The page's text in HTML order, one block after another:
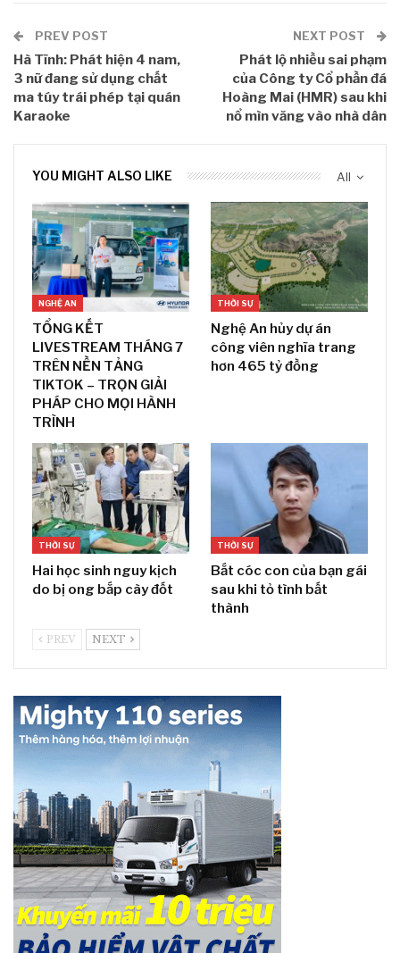
PREV POST
Hà Tĩnh: Phát hiện 4 nam,
3 nữ đang sử dụng chất
ma túy trái phép tại quán
Karaoke
NEXT POST
Phát lộ nhiều sai phạm
của Công ty Cổ phần đá
Hoàng Mai (HMR) sau khi
nổ mìn văng vào nhà dân
All
YOU MIGHT ALSO LIKE
NGHỆ AN
TỔNG KẾT
LIVESTREAM THÁNG 7
TRÊN NỀN TẢNG
TIKTOK – TRỌN GIẢI
PHÁP CHO MỌI HÀNH
TRÌNH
THỜI SỰ
Nghệ An hủy dự án
công viên nghĩa trang
hơn 465 tỷ đồng
THỜI SỰ
Hai học sinh nguy kịch
do bị ong bắp cày đốt
THỜI SỰ
Bắt cóc con của bạn gái
sau khi tỏ tình bất
thành
PREV NEXT